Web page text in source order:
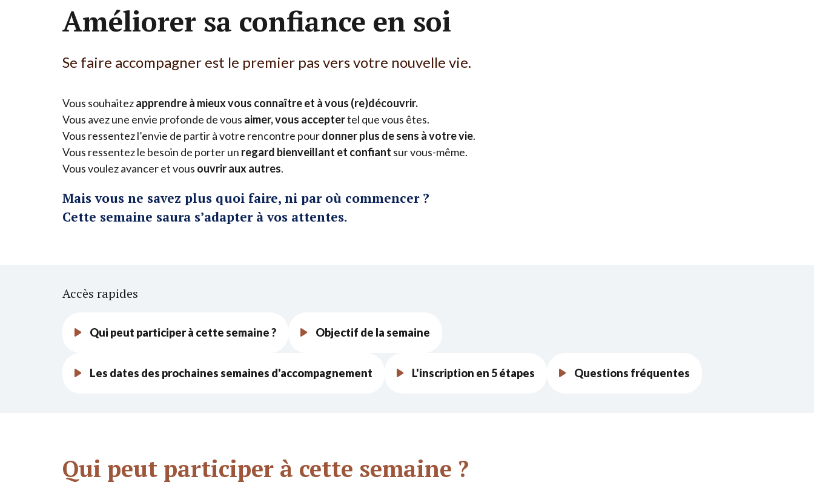
Améliorer sa confiance en soi
Se faire accompagner est le premier pas vers votre nouvelle vie.
Vous souhaitezapprendre à mieux vous connaître et à vous (re)découvrir.
Vous avez une envie profonde de vous aimer, vous acceptertel que vous êtes.
Vous ressentez l’envie de partir à votre rencontre pourdonner plus de sens à votre vie.
Vous ressentez le besoin de porter un regard bienveillant et confiant sur vous-même.
Vous voulez avancer et vous ouvrir aux autres.
Mais vous ne savez plus quoi faire, ni par où commencer ?
Cette semaine saura s’adapter à vos attentes.
Accès rapides
Qui peut participer à cette semaine ? Objectif de la semaine
Les dates des prochaines semaines d'accompagnement L'inscription en 5 étapes Questions fréquentes
Qui peut participer à cette semaine ?